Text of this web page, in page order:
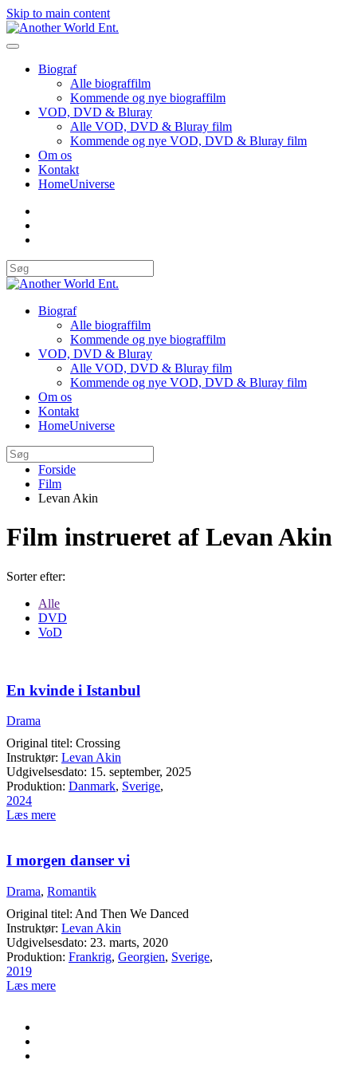
Skip to main content
Biograf
Alle biograffilm
Kommende og nye biograffilm
VOD, DVD & Bluray
Alle VOD, DVD & Bluray film
Kommende og nye VOD, DVD & Bluray film
Om os
Kontakt
HomeUniverse
Biograf
Alle biograffilm
Kommende og nye biograffilm
VOD, DVD & Bluray
Alle VOD, DVD & Bluray film
Kommende og nye VOD, DVD & Bluray film
Om os
Kontakt
HomeUniverse
Forside
Film
Levan Akin
Film instrueret af Levan Akin
Sorter efter:
Alle
DVD
VoD
En kvinde i Istanbul
Drama
Original titel: Crossing
Instruktør: Levan Akin
Udgivelsesdato: 15. september, 2025
Produktion: Danmark, Sverige,
2024
Læs mere
I morgen danser vi
Drama, Romantik
Original titel: And Then We Danced
Instruktør: Levan Akin
Udgivelsesdato: 23. marts, 2020
Produktion: Frankrig, Georgien, Sverige,
2019
Læs mere